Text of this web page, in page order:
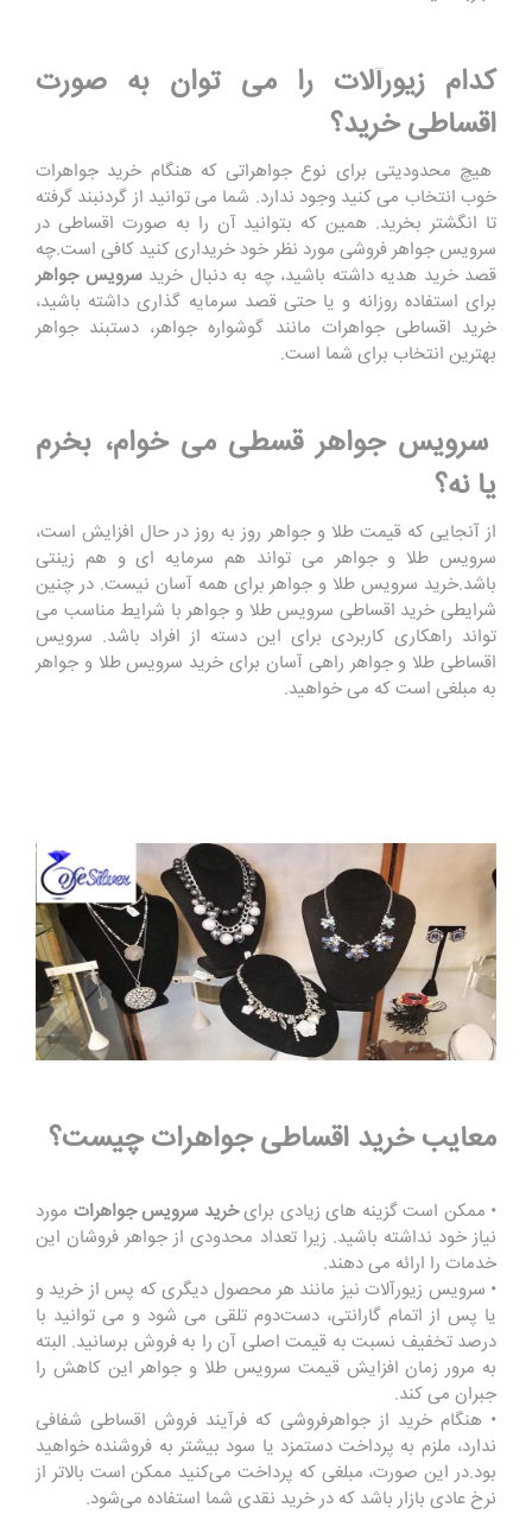
کدام زیورآلات را می توان به صورت
اقساطی خرید؟
هیچ محدودیتی برای نوع جواهراتی که هنگام خرید جواهرات
خوب انتخاب می کنید وجود ندارد. شما می توانید از گردنبند گرفته
تا انگشتر بخرید. همین که بتوانید آن را به صورت اقساطی در
سرویس جواهر فروشی مورد نظر خود خریداری کنید کافی است.چه
قصد خرید هدیه داشته باشید، چه به دنبال خریدسرویس جواهر
برای استفاده روزانه و یا حتی قصد سرمایه گذاری داشته باشید،
خرید اقساطی جواهرات مانند گوشواره جواهر، دستبند جواهر
بهترین انتخاب برای شما است.
سرویس جواهر قسطی می خوام، بخرم
یا نه؟
از آنجایی که قیمت طلا و جواهر روز به روز در حال افزایش است،
سرویس طلا و جواهر می تواند هم سرمایه ای و هم زینتی
باشد.خرید سرویس طلا و جواهر برای همه آسان نیست. در چنین
شرایطی خرید اقساطی سرویس طلا و جواهر با شرایط مناسب می
تواند راهکاری کاربردی برای این دسته از افراد باشد. سرویس
اقساطی طلا و جواهر راهی آسان برای خرید سرویس طلا و جواهر
به مبلغی است که می خواهید.
معایب خرید اقساطی جواهرات چیست؟
• ممکن است گزینه های زیادی برایخرید سرویس جواهرات مورد
نیاز خود نداشته باشید. زیرا تعداد محدودی از جواهر فروشان این
خدمات را ارائه می دهند.
• سرویس زیورآلات نیز مانند هر محصول دیگری که پس از خرید و
یا پس از اتمام گارانتی، دست‌دوم تلقی می شود و می توانید با
درصد تخفیف نسبت به قیمت اصلی آن را به فروش برسانید. البته
به مرور زمان افزایش قیمت سرویس طلا و جواهر این کاهش را
جبران می کند.
• هنگام خرید از جواهرفروشی که فرآیند فروش اقساطی شفافی
ندارد، ملزم به پرداخت دستمزد یا سود بیشتر به فروشنده خواهید
بود.در این صورت، مبلغی که پرداخت می‌کنید ممکن است بالاتر از
نرخ عادی بازار باشد که در خرید نقدی شما استفاده می‌شود.